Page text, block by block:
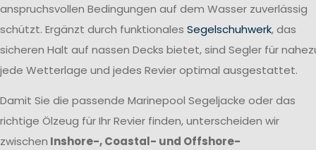
anspruchsvollen Bedingungen auf dem Wasser zuverlässig
schützt. Ergänzt durch funktionales Segelschuhwerk, das
sicheren Halt auf nassen Decks bietet, sind Segler für
jede Wetterlage und jedes Revier optimal ausgestattet.
Damit Sie die passende Marinepool Segeljacke oder das
richtige Ölzeug für Ihr Revier finden, unterscheiden wir
zwischen Inshore-, Coastal- und Offshore-